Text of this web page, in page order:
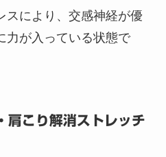
スにより、交感神経が優
力が入っている状態で
肩こり解消ストレッチ